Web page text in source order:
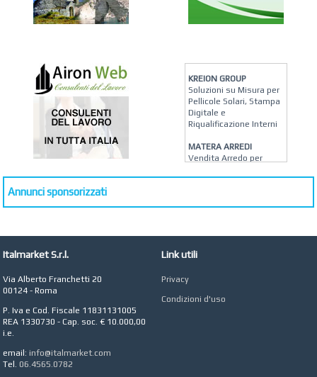
KREION GROUP
Soluzioni su Misura per
Pellicole Solari, Stampa
Digitale e
Riqualificazione Interni
MATERA ARREDI
Vendita Arredo per
Giardino a Roma
Revisore dei Conti a
COLA
Roma
Annunci sponsorizzati
Italmarket S.r.l.
Via Alberto Franchetti 20
00124 - Roma
P. Iva e Cod. Fiscale 11831131005
REA 1330730 - Cap. soc. € 10.000,00
i.e.
email: info@italmarket.com
Tel. 06.4565.0782
Link utili
Privacy
Condizioni d'uso